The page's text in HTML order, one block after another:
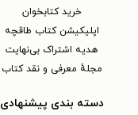
خرید کتابخوان
اپلیکیشن کتاب طاقچه
هدیه اشتراک بی‌نهایت
مجلهٔ معرفی و نقد کتاب
دسته بندی پیشنهادی